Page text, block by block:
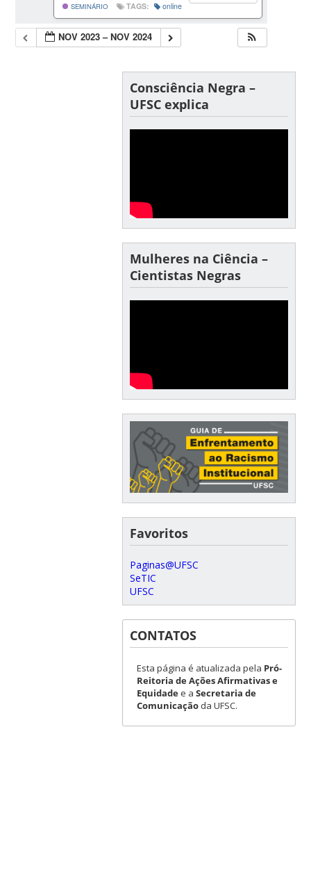
SEMINÁRIO
TAGS: online
NOV 2023 – NOV 2024
Consciência Negra –
UFSC explica
Mulheres na Ciência –
Cientistas Negras
Favoritos
Paginas@UFSC
SeTIC
UFSC
CONTATOS
Esta página é atualizada pela Pró-
Reitoria de Ações Afirmativas e
Equidadee a Secretaria de
Comunicaçãoda UFSC.